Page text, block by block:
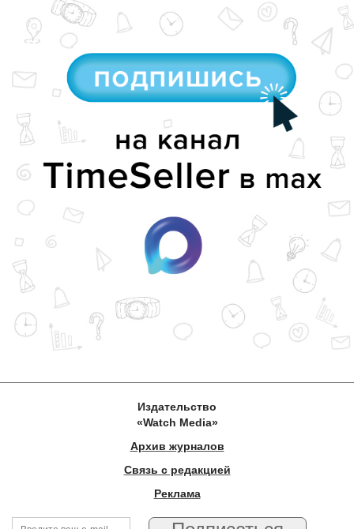
Издательство
«Watch Media»
Архив журналов
Связь с редакцией
Реклама